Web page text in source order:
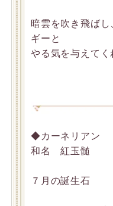
暗雲を吹き飛ば
ギーと
やる気を与えてく
◆カーネリア
和名 紅玉髄
７月の誕生石